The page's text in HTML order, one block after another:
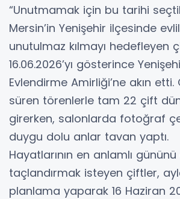
“Unutmamak için bu tarihi
Mersin’in Yenişehir ilçesinde
unutulmaz kılmayı hedefleyen
16.06.2026’yı gösterince
Evlendirme Amirliği’ne akın
süren törenlerle tam 22 çift
girerken, salonlarda fotoğraf
duygu dolu anlar tavan yaptı.
Hayatlarının en anlamlı
taçlandırmak isteyen çiftler,
planlama yaparak 16 Haziran